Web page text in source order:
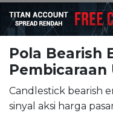
Pola Bearish
Pembicaraan
Candlestick bearish
sinyal aksi harga